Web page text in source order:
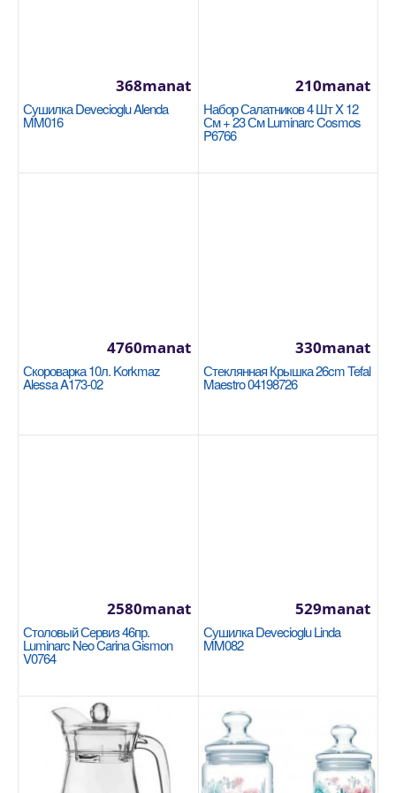
Кастрюля 26x8,5cm/4л. Korkmaz Astra2 A2035
Размер: 26x8,5см Благодаря плоским крышкам
В избранные
Блендер Korkmaz Mia Duo Black/Chrome
A446-10
KORKMAZ
Мерный стакан: 1000 мл 850 Вт Шлифовальный
стержень из жаропрочной нержавеющей стали
Противоскол..
Сушилка Devecioglu Alenda
MM016
368manat
Набор Салатников 4 Шт X 12
См + 23 См Luminarc Cosmos
P6766
210manat
Скороварка 10л. Korkmaz
Alessa A173-02
4760manat
Стеклянная Крышка 26cm Tefal
Maestro 04198726
330manat
Столовый Сервиз 46пр.
Luminarc Neo Carina Gismon
V0764
2580manat
Сушилка Devecioglu Linda
MM082
529manat